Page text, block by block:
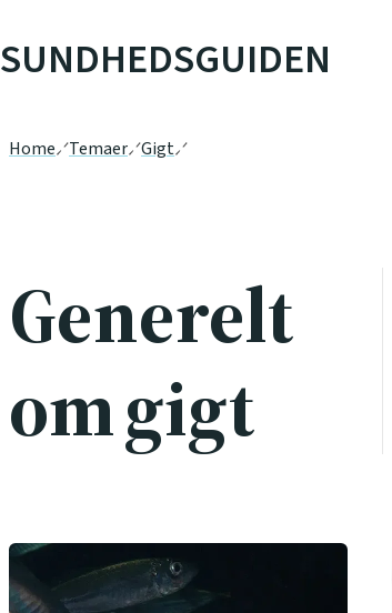
SUNDHEDSGUIDEN
Home Temaer Gigt
Generelt
om gigt